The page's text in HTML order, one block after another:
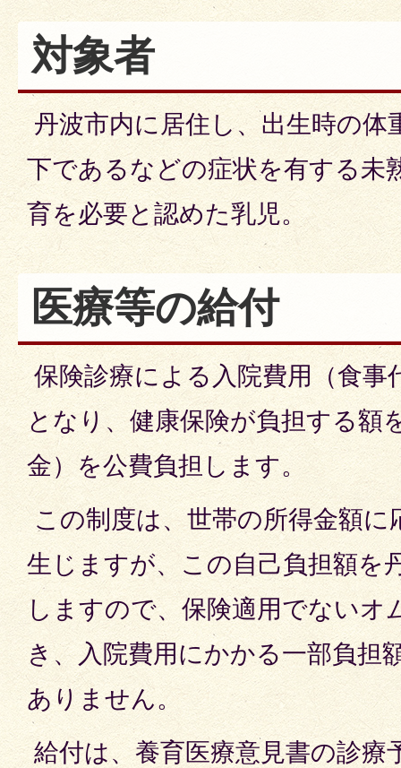
対象者
丹波市内に居住し、出生時の体
下であるなどの症状を有する未
育を必要と認めた乳児。
医療等の給付
保険診療による入院費用（食事
となり、健康保険が負担する額
金）を公費負担します。
この制度は、世帯の所得金額に
生じますが、この自己負担額を
しますので、保険適用でないオ
き、入院費用にかかる一部負担
ありません。
給付は、養育医療意見書の診療